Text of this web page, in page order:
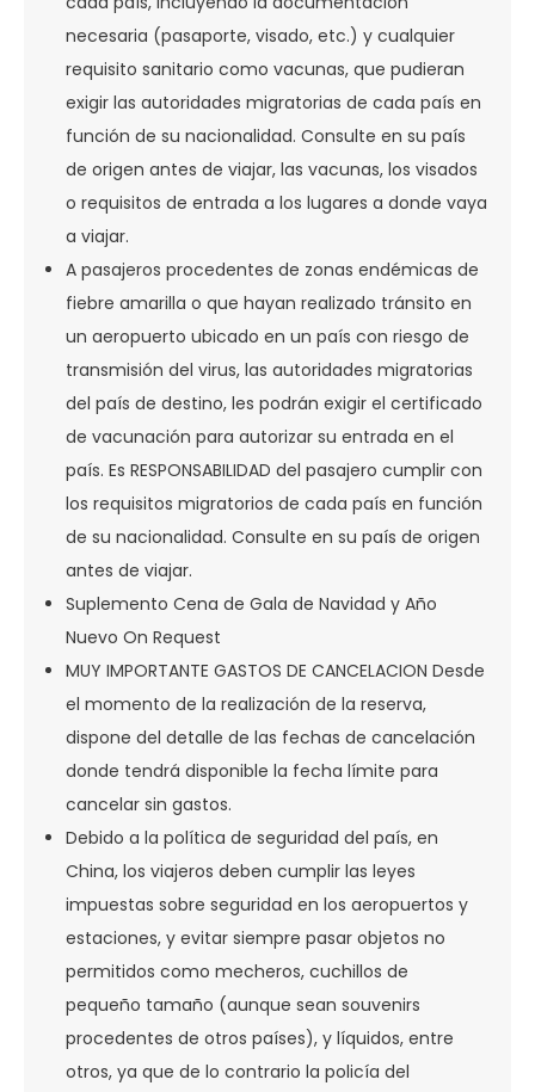
necesaria (pasaporte, visado, etc.) y cualquier
requisito sanitario como vacunas, que pudieran
exigir las autoridades migratorias de cada país en
función de su nacionalidad. Consulte en su país
de origen antes de viajar, las vacunas, los visados
o requisitos de entrada a los lugares a donde vaya
a viajar.
A pasajeros procedentes de zonas endémicas de
fiebre amarilla o que hayan realizado tránsito en
un aeropuerto ubicado en un país con riesgo de
transmisión del virus, las autoridades migratorias
del país de destino, les podrán exigir el certificado
de vacunación para autorizar su entrada en el
país. Es RESPONSABILIDAD del pasajero cumplir con
los requisitos migratorios de cada país en función
de su nacionalidad. Consulte en su país de origen
antes de viajar.
Suplemento Cena de Gala de Navidad y Año
Nuevo On Request
MUY IMPORTANTE GASTOS DE CANCELACION Desde
el momento de la realización de la reserva,
dispone del detalle de las fechas de cancelación
donde tendrá disponible la fecha límite para
cancelar sin gastos.
Debido a la política de seguridad del país, en
China, los viajeros deben cumplir las leyes
impuestas sobre seguridad en los aeropuertos y
estaciones, y evitar siempre pasar objetos no
permitidos como mecheros, cuchillos de
pequeño tamaño (aunque sean souvenirs
procedentes de otros países), y líquidos, entre
otros, ya que de lo contrario la policía del